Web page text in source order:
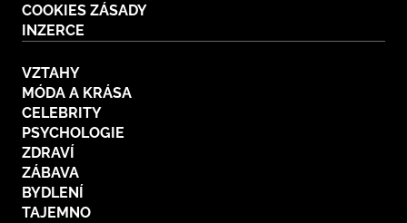
COOKIES ZÁSADY
INZERCE
VZTAHY
MÓDA A KRÁSA
CELEBRITY
PSYCHOLOGIE
ZDRAVÍ
ZÁBAVA
BYDLENÍ
TAJEMNO